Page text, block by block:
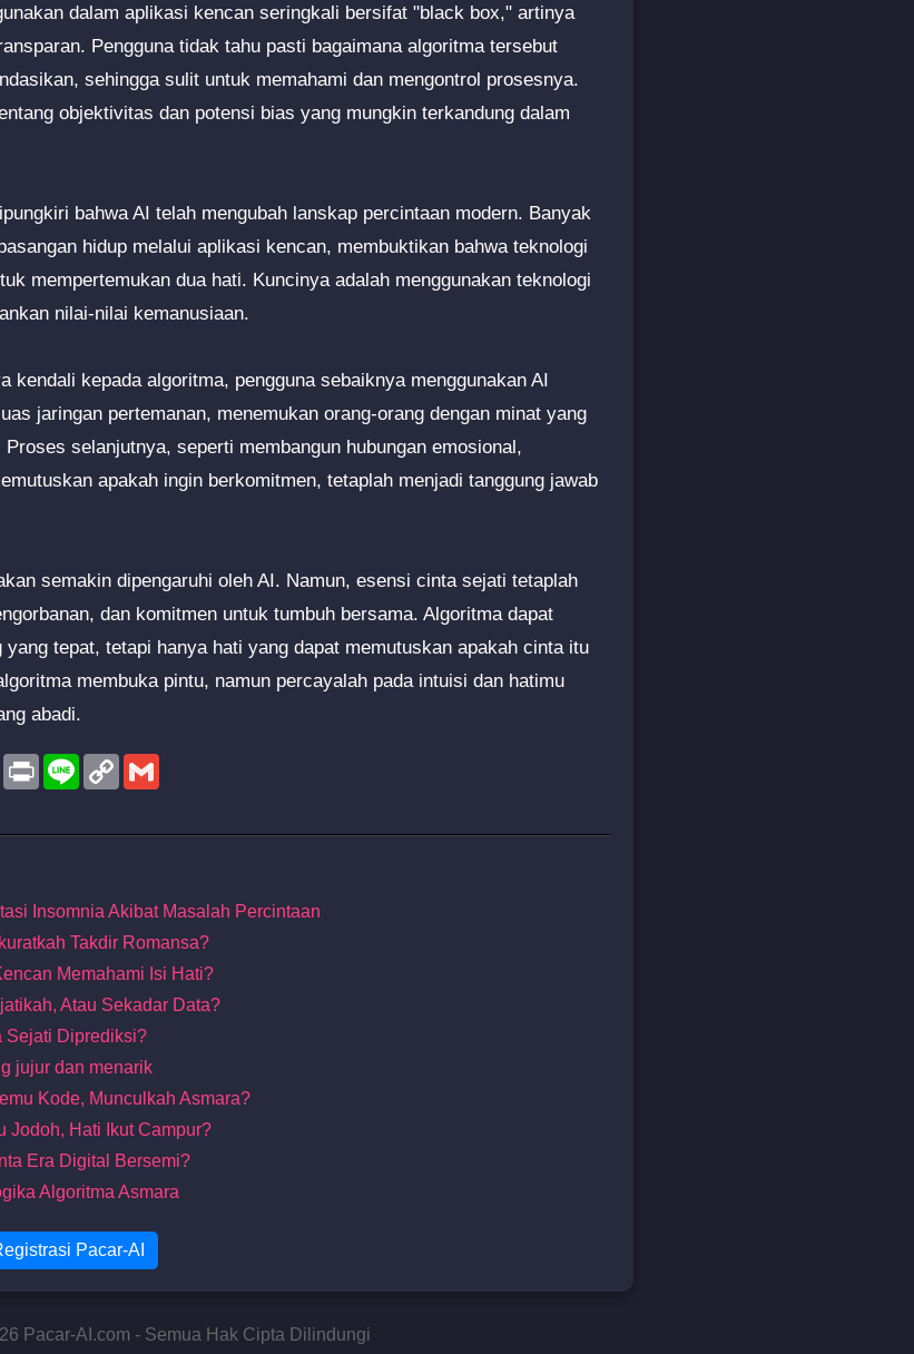
dalam aplikasi kencan seringkali bersifat "black box," artinya
Pengguna tidak tahu pasti bagaimana algoritma tersebut
sehingga sulit untuk memahami dan mengontrol prosesnya.
objektivitas dan potensi bias yang mungkin terkandung dalam
bahwa AI telah mengubah lanskap percintaan modern. Banyak
hidup melalui aplikasi kencan, membuktikan bahwa teknologi
mempertemukan dua hati. Kuncinya adalah menggunakan teknologi
nilai-nilai kemanusiaan.
kendali kepada algoritma, pengguna sebaiknya menggunakan AI
jaringan pertemanan, menemukan orang-orang dengan minat yang
selanjutnya, seperti membangun hubungan emosional,
apakah ingin berkomitmen, tetaplah menjadi tanggung jawab
semakin dipengaruhi oleh AI. Namun, esensi cinta sejati tetaplah
dan komitmen untuk tumbuh bersama. Algoritma dapat
tepat, tetapi hanya hati yang dapat memutuskan apakah cinta itu
membuka pintu, namun percayalah pada intuisi dan hatimu
abadi.
TwitterPrint Line Copy
Link
Insomnia Akibat Masalah Percintaan
Takdir Romansa?
Memahami Isi Hati?
Atau Sekadar Data?
Sejati Diprediksi?
jujur dan menarik
Kode, Munculkah Asmara?
Jodoh, Hati Ikut Campur?
Era Digital Bersemi?
Algoritma Asmara
Pacar-AI
Pacar-AI.com - Semua Hak Cipta Dilindungi